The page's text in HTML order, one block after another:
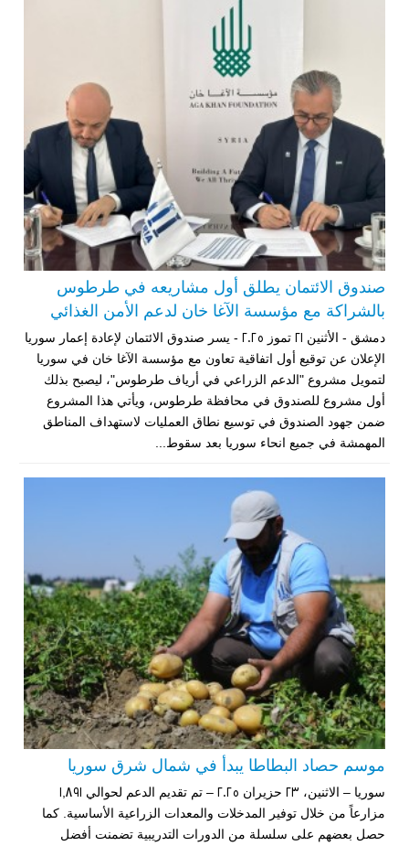
صندوق الائتمان يطلق أول مشاريعه في طرطوس
بالشراكة مع مؤسسة الآغا خان لدعم الأمن الغذائي
دمشق - الأثنين 21 تموز 2025 - يسر صندوق الائتمان لإعادة إعمار سوريا
الإعلان عن توقيع أول اتفاقية تعاون مع مؤسسة الآغا خان في سوريا
لتمويل مشروع "الدعم الزراعي في أرياف طرطوس"، ليصبح بذلك
أول مشروع للصندوق في محافظة طرطوس، ويأتي هذا المشروع
ضمن جهود الصندوق في توسيع نطاق العمليات لاستهداف المناطق
المهمشة في جميع انحاء سوريا بعد سقوط...
موسم حصاد البطاطا يبدأ في شمال شرق سوريا
سوريا – الاثنين، 23 حزيران 2025 – تم تقديم الدعم لحوالي 1,891
مزارعاً من خلال توفير المدخلات والمعدات الزراعية الأساسية. كما
حصل بعضهم على سلسلة من الدورات التدريبية تضمنت أفضل